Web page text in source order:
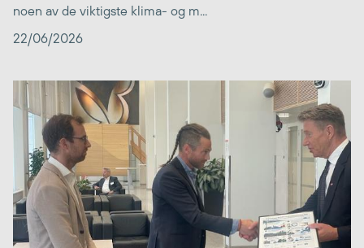
noen av de viktigste klima- og m...
22/06/2026